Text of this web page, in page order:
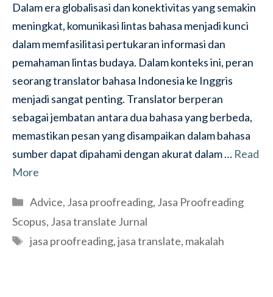
Dalam era globalisasi dan konektivitas yang semakin
meningkat, komunikasi lintas bahasa menjadi kunci
dalam memfasilitasi pertukaran informasi dan
pemahaman lintas budaya. Dalam konteks ini, peran
seorang translator bahasa Indonesia ke Inggris
menjadi sangat penting. Translator berperan
sebagai jembatan antara dua bahasa yang berbeda,
memastikan pesan yang disampaikan dalam bahasa
sumber dapat dipahami dengan akurat dalam … Read
More
Categories
Advice, Jasa proofreading, Jasa Proofreading
Scopus, Jasa translate Jurnal
Tags
jasa proofreading,jasa translate, makalah